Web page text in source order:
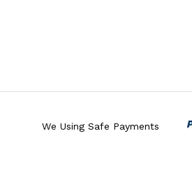
We Using Safe Payments